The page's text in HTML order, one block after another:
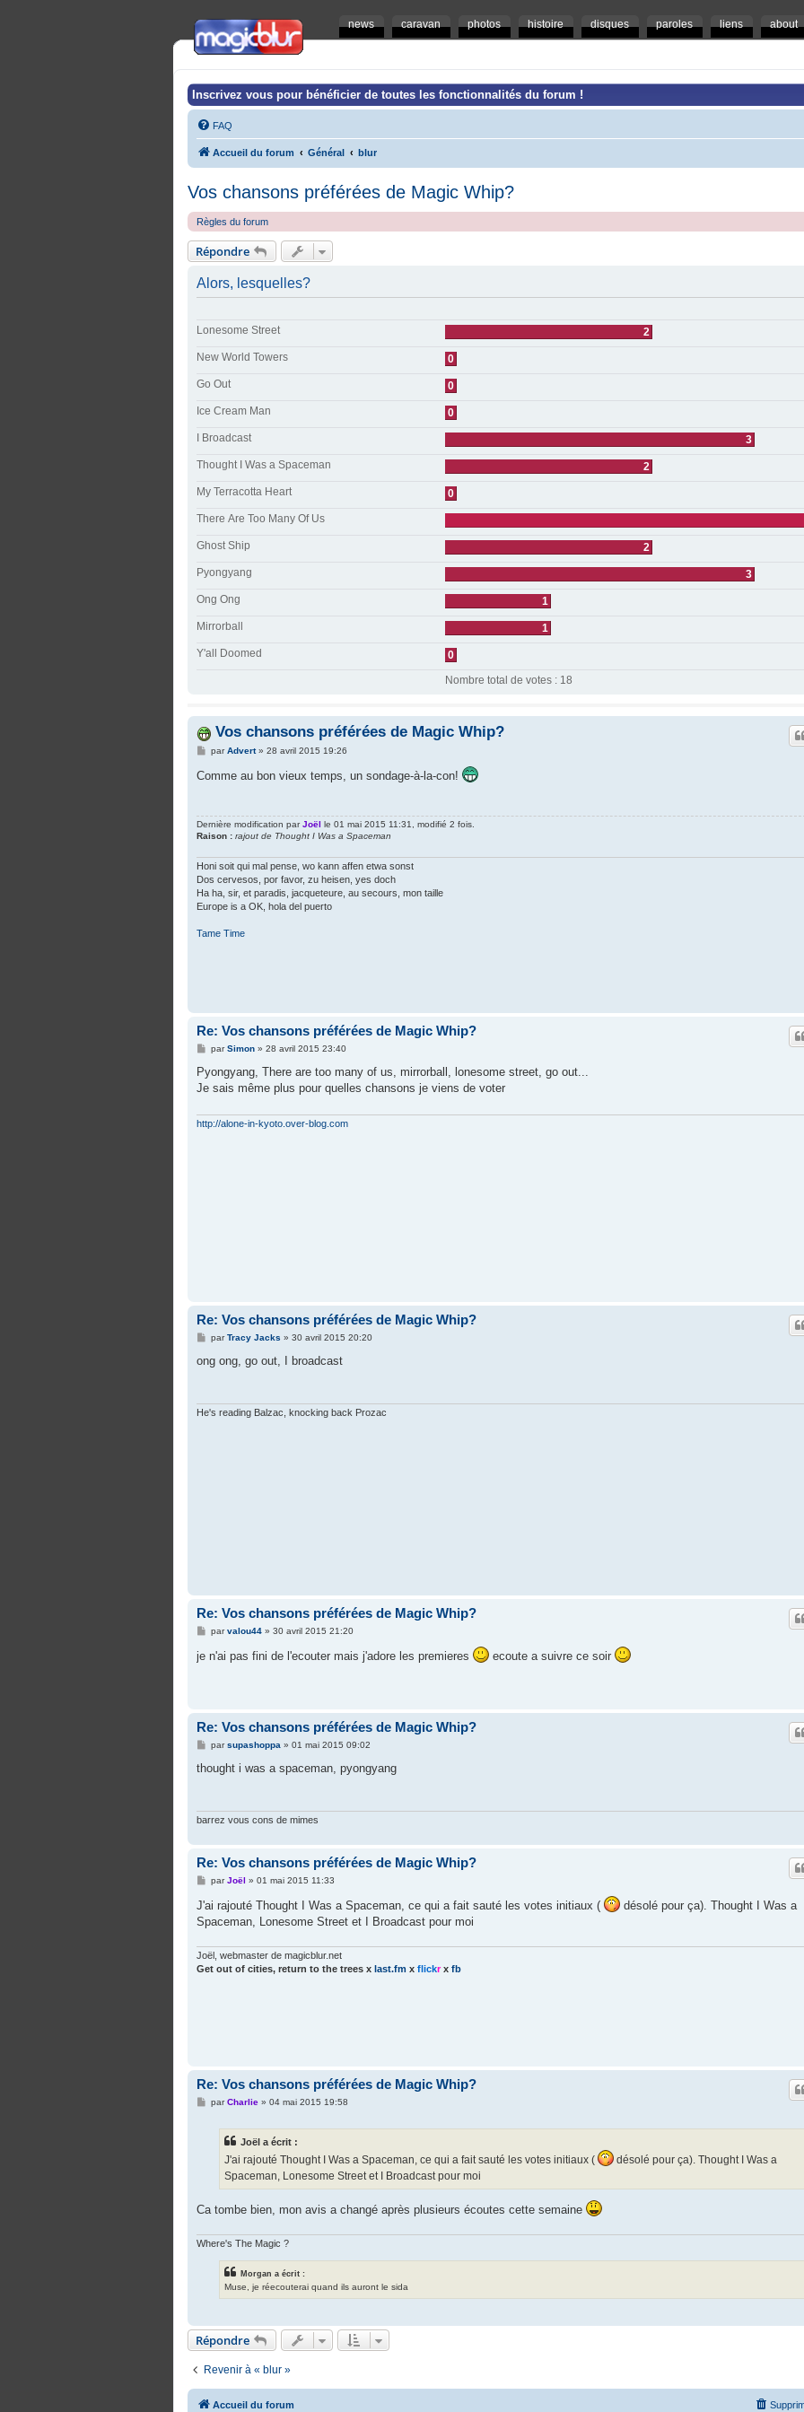
news caravan photos histoire disques paroles liens about
Inscrivez vous pour bénéficier de toutes les fonctionnalités du forum !
FAQ
Accueil du forum Général blur
Vos chansons préférées de Magic Whip?
Règles du forum
Répondre
Alors, lesquelles?
Lonesome Street 2
New World Towers 0
Go Out 0
Ice Cream Man 0
I Broadcast 3
Thought I Was a Spaceman 2
My Terracotta Heart 0
There Are Too Many Of Us
Ghost Ship 2
Pyongyang 3
Ong Ong 1
Mirrorball 1
Y'all Doomed 0
Nombre total de votes : 18
Vos chansons préférées de Magic Whip?
M
s
e
parAdvert» 28 avril 2015 19:26
Comme au bon vieux temps, un sondage-à-la-con!
Dernière modification parJoël le 01 mai 2015 11:31, modifié 2 fois.
Raison : rajout de Thought I Was a Spaceman
Honi soit qui mal pense, wo kann affen etwa sonst
Dos cervesos, por favor, zu heisen, yes doch
Ha ha, sir, et paradis, jacqueteure, au secours, mon taille
Europe is a OK, hola del puerto
Tame Time
Re: Vos chansons préférées de Magic Whip?
M
s
s
a
parSimon» 28 avril 2015 23:40
Pyongyang, There are too many of us, mirrorball, lonesome street, go out...
Je sais même plus pour quelles chansons je viens de voter
http://alone-in-kyoto.over-blog.com
Re: Vos chansons préférées de Magic Whip?
M
s
s
parTracy Jacks » 30 avril 2015 20:20
ong ong, go out, I broadcast
He's reading Balzac, knocking back Prozac
Re: Vos chansons préférées de Magic Whip?
M
s
parvalou44» 30 avril 2015 21:20
je n'ai pas fini de l'ecouter mais j'adore les premieres ecoute a suivre ce soir
Re: Vos chansons préférées de Magic Whip?
M
s
parsupashoppa » 01 mai 2015 09:02
thought i was a spaceman, pyongyang
barrez vous cons de mimes
Re: Vos chansons préférées de Magic Whip?
M
s
s
a
parJoël » 01 mai 2015 11:33
J'ai rajouté Thought I Was a Spaceman, ce qui a fait sauté les votes initiaux (
désolé pour ça). Thought I Was a
Spaceman, Lonesome Street et I Broadcast pour moi
Joël, webmaster de magicblur.net
Get out of cities, return to the trees x last.fm x flickrx fb
Re: Vos chansons préférées de Magic Whip?
MparCharlie» 04 mai 2015 19:58
Joël a écrit :
J'ai rajouté Thought I Was a Spaceman, ce qui a fait sauté les votes initiaux (
désolé pour ça). Thought I Was a
Spaceman, Lonesome Street et I Broadcast pour moi
Ca tombe bien, mon avis a changé après plusieurs écoutes cette semaine
Where's The Magic ?
Morgan a écrit :
Muse, je réecouterai quand ils auront le sida
Répondre
Revenir à « blur »
Accueil du forum